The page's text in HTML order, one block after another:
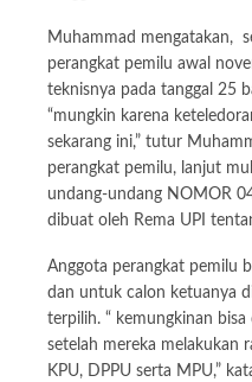
Muhammad mengatakan,
perangkat pemilu awal
teknisnya pada tanggal 25
“mungkin karena
sekarang ini,” tutur
perangkat pemilu, lanjut
undang-undang NOMOR
dibuat oleh Rema UPI
Anggota perangkat pemilu
dan untuk calon ketuanya
terpilih. “ kemungkinan
setelah mereka melakukan
KPU, DPPU serta MPU,”